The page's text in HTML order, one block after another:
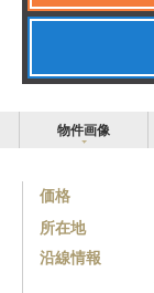
物件画像
価格
所在地
沿線情報